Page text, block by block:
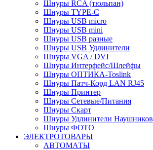
Шнуры RCA (тюльпан)
Шнуры TYPE-C
Шнуры USB micro
Шнуры USB mini
Шнуры USB разные
Шнуры USB Удлинители
Шнуры VGA / DVI
Шнуры Интерфейс/Шлейфы
Шнуры ОПТИКА-Toslink
Шнуры Патч-Корд LAN RJ45
Шнуры Принтер
Шнуры Сетевые/Питания
Шнуры Скарт
Шнуры Удлинители Наушников
Шнуры ФОТО
ЭЛЕКТРОТОВАРЫ
АВТОМАТЫ